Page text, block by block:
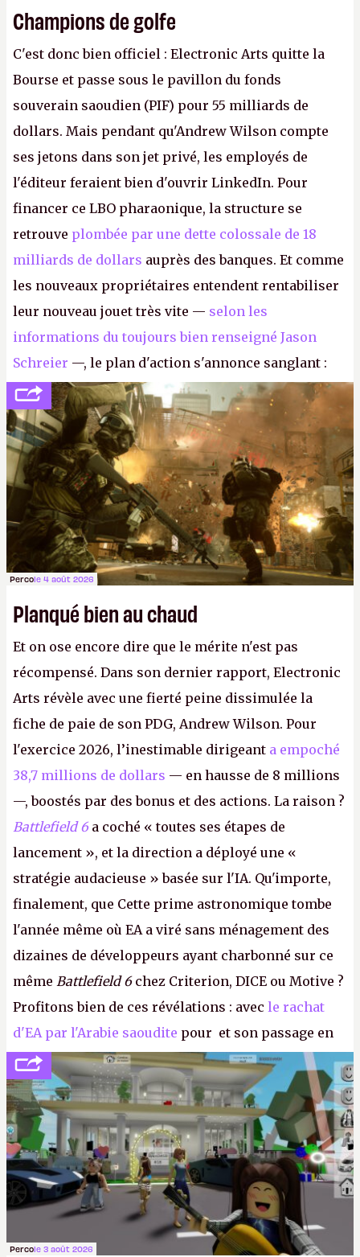
Champions de golfe
C'est donc bien officiel : Electronic Arts quitte la
Bourse et passe sous le pavillon du fonds
souverain saoudien (PIF) pour 55 milliards de
dollars. Mais pendant qu'Andrew Wilson compte
ses jetons dans son jet privé, les employés de
l'éditeur feraient bien d'ouvrir LinkedIn. Pour
financer ce LBO pharaonique, la structure se
retrouve plombée par une dette colossale de 18
milliards de dollars auprès des banques. Et comme
les nouveaux propriétaires entendent rentabiliser
leur nouveau jouet très vite — selon les
informations du toujours bien renseigné Jason
Schreier —, le plan d'action s'annonce sanglant :
réductions de coûts drastiques, fermetures de
studios et licenciements massifs. En gros, essorer
FCetBattlefield, puis virer le reste.P.
Percole 4 août 2026
Planqué bien au chaud
Et on ose encore dire que le mérite n'est pas
récompensé. Dans son dernier rapport, Electronic
Arts révèle avec une fierté peine dissimulée la
fiche de paie de son PDG, Andrew Wilson. Pour
l'exercice 2026, l’inestimable dirigeant a empoché
38,7 millions de dollars — en hausse de 8 millions
—, boostés par des bonus et des actions. La raison ?
Battlefield 6 a coché « toutes ses étapes de
lancement », et la direction a déployé une «
stratégie audacieuse » basée sur l'IA. Qu'importe,
finalement, que Cette prime astronomique tombe
l'année même où EA a viré sans ménagement des
dizaines de développeurs ayant charbonné sur ce
même Battlefield 6chez Criterion, DICE ou Motive ?
Profitons bien de ces révélations : avec le rachat
d'EA par l'Arabie saoudite pour et son passage en
société privée, l'éditeur n'aura bientôt plus
l'obligation de publier ses bilans. Encore une
victoire pour la transparence.P.
Percole 3 août 2026